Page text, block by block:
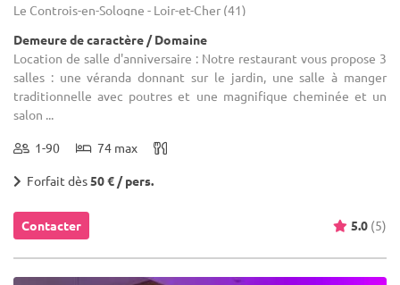
Le Controis-en-Sologne - Loir-et-Cher (41)
Demeure de caractère / Domaine
Location de salle d'anniversaire : Notre restaurant vous propose 3
salles : une véranda donnant sur le jardin, une salle à manger
traditionnelle avec poutres et une magnifique cheminée et un
salon ...
1-90 74 max
Forfait dès50 € / pers.
Contacter 5.0 (5)